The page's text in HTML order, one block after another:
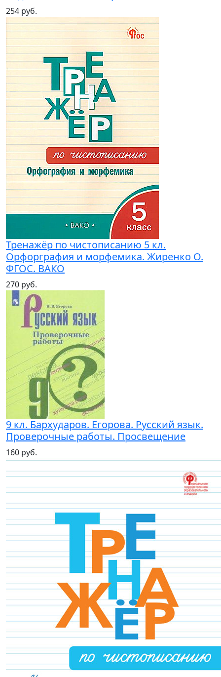
254 руб.
Тренажёр по чистописанию 5 кл.
Орфорграфия и морфемика. Жиренко О.
ФГОС. ВАКО
270 руб.
9 кл. Бархударов. Егорова. Русский язык.
Проверочные работы. Просвещение
160 руб.